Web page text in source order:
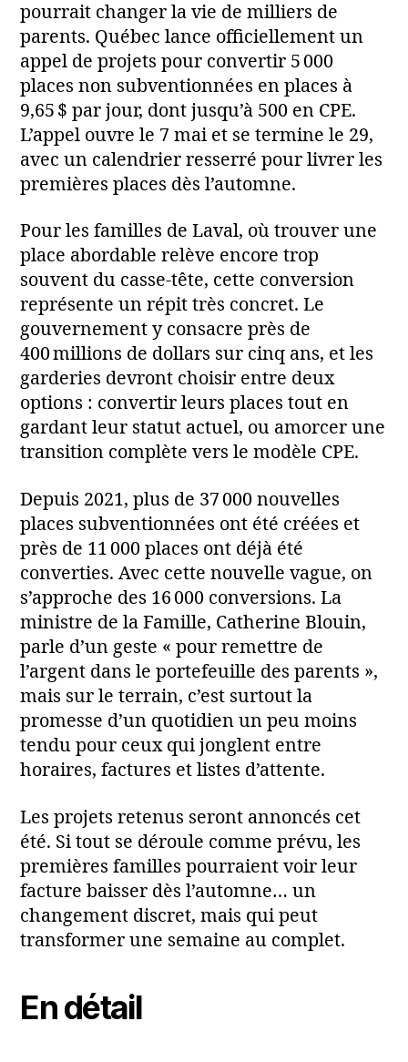
pourrait changer la vie de milliers de
parents. Québec lance officiellement un
appel de projets pour convertir 5 000
places non subventionnées en places à
9,65 $ par jour, dont jusqu’à 500 en CPE.
L’appel ouvre le 7 mai et se termine le 29,
avec un calendrier resserré pour livrer les
premières places dès l’automne.
Pour les familles de Laval, où trouver une
place abordable relève encore trop
souvent du casse‑tête, cette conversion
représente un répit très concret. Le
gouvernement y consacre près de
400 millions de dollars sur cinq ans, et les
garderies devront choisir entre deux
options : convertir leurs places tout en
gardant leur statut actuel, ou amorcer une
transition complète vers le modèle CPE.
Depuis 2021, plus de 37 000 nouvelles
places subventionnées ont été créées et
près de 11 000 places ont déjà été
converties. Avec cette nouvelle vague, on
s’approche des 16 000 conversions. La
ministre de la Famille, Catherine Blouin,
parle d’un geste « pour remettre de
l’argent dans le portefeuille des parents »,
mais sur le terrain, c’est surtout la
promesse d’un quotidien un peu moins
tendu pour ceux qui jonglent entre
horaires, factures et listes d’attente.
Les projets retenus seront annoncés cet
été. Si tout se déroule comme prévu, les
premières familles pourraient voir leur
facture baisser dès l’automne… un
changement discret, mais qui peut
transformer une semaine au complet.
En détail